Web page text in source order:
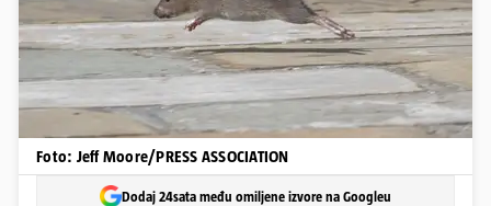
Foto: Jeff Moore/PRESS ASSOCIATION
Dodaj 24sata među omiljene izvore na Googleu